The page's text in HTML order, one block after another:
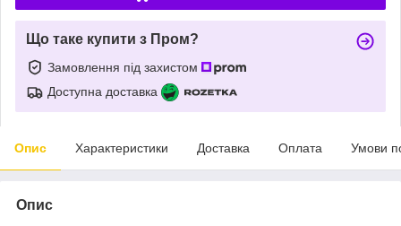
Що таке купити з Пром?
Замовлення під захистом
Доступна доставка
Опис Характеристики Доставка Оплата Умови
Опис